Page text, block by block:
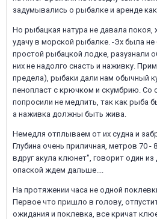
задумывались о рыбалке и аренде
Но рыбацкая натура не давала покоя,
удачу в морской рыбалке. -Эх была
простой рыбацкой лодке, разузнали
них не надолго снасть и наживку.
предела), рыбаки дали нам обычный
пенопласт с крючком и скумбрию. Со
попросили не медлить, так как рыба
а наживка должны быть жива.
Немедля отплываем от их судна и
Глубина очень приличная, метров 70
вдруг акула клюнет", говорит один
опаской ждем дальше....
На протяжении часа не одной
Первое что пришло в голову,
ожидания и поклевка, все кричат